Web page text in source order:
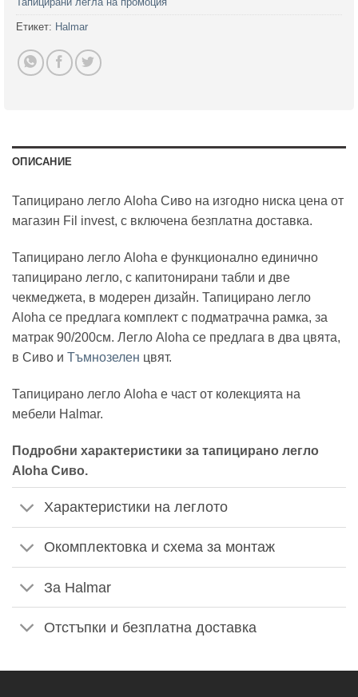
Етикет: Halmar
ОПИСАНИЕ
Тапицирано легло Aloha Сиво на изгодно ниска цена от
магазин Fil invest, с включена безплатна доставка.
Тапицирано легло Aloha е функционално единично
тапицирано легло, с капитонирани табли и две
чекмеджета, в модерен дизайн. Тапицирано легло
Aloha се предлага комплект с подматрачна рамка, за
матрак 90/200см. Легло Aloha се предлага в два цвята,
в Сиво и Тъмнозелен цвят.
Тапицирано легло Aloha е част от колекцията на
мебели Halmar.
Подробни характеристики за тапицирано легло
Aloha Сиво.
Характеристики на леглото
Окомплектовка и схема за монтаж
За Halmar
Отстъпки и безплатна доставка